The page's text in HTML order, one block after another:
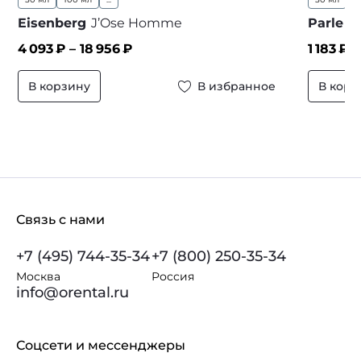
Eisenberg J’Ose Homme
4 093₽ – 18 956₽
В корзину В избранное
Parle
1 183₽
В
Связь с нами
+7 (495) 744-35-34
Москва
+7 (800) 250-35-34
Россия
info@orental.ru
Соцсети и мессенджеры